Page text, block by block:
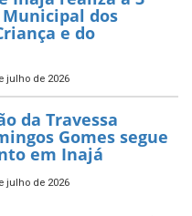
dos
e do
julho de 2026
da Travessa
Gomes segue
em Inajá
julho de 2026